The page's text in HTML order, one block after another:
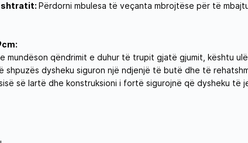
shtratit: Përdorni mbulesa të veçanta mbrojtëse për të
mundëson qëndrimit e duhur të trupit gjatë gjumit, kështu
shpuzës dysheku siguron një ndjenjë të butë dhe të
së lartë dhe konstruksioni i fortë sigurojnë që dysheku të